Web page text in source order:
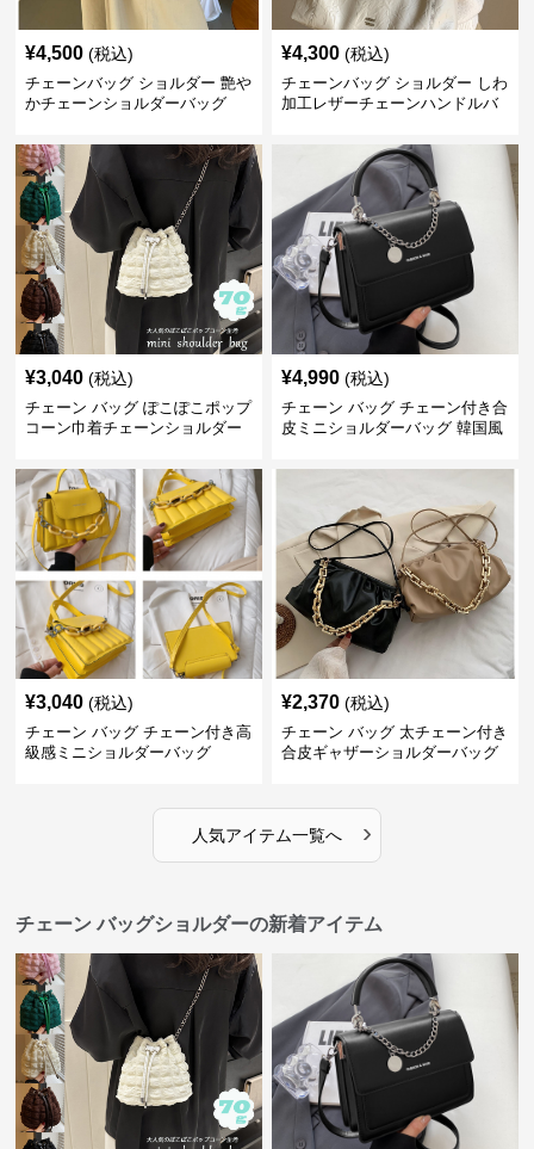
¥4,500 (税込)
チェーンバッグ ショルダー 艶や
かチェーンショルダーバッグ
¥4,300 (税込)
チェーンバッグ ショルダー しわ
加工レザーチェーンハンドルバ
¥3,040 (税込)
チェーン バッグ ぽこぽこポップ
コーン巾着チェーンショルダー
¥4,990 (税込)
チェーン バッグ チェーン付き合
皮ミニショルダーバッグ 韓国風
¥3,040 (税込)
チェーン バッグ チェーン付き高
級感ミニショルダーバッグ
¥2,370 (税込)
チェーン バッグ 太チェーン付き
合皮ギャザーショルダーバッグ
人気アイテム一覧へ ›
チェーン バッグショルダーの新着アイテム